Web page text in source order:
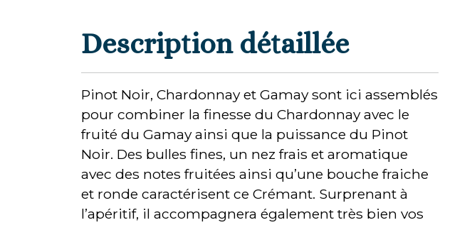
Description détaillée
Pinot Noir, Chardonnay et Gamay sont ici assemblés
pour combiner la finesse du Chardonnay avec le
fruité du Gamay ainsi que la puissance du Pinot
Noir. Des bulles fines, un nez frais et aromatique
avec des notes fruitées ainsi qu’une bouche fraiche
et ronde caractérisent ce Crémant. Surprenant à
l’apéritif, il accompagnera également très bien vos